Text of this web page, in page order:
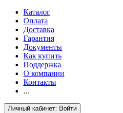
Каталог
Оплата
Доставка
Гарантия
Документы
Как купить
Поддержка
О компании
Контакты
...
Личный кабинет: Войти